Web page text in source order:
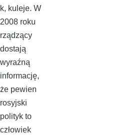
k, kuleje. W
2008 roku
rządzący
dostają
wyraźną
informację,
że pewien
rosyjski
polityk to
człowiek